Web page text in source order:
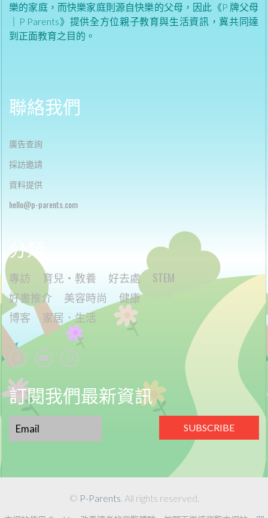
樂的家庭，而快樂家庭則源自快樂的父母，因此《P 牌父母
｜P Parents》提供全方位親子教育與生活資訊，冀共同達
到正面教育之目的。
聯絡我們
廣告查詢
採訪邀請
資料提供
hello@p-parents.com
分類
專訪 育兒・教養 好去處
STEM
好書推介
美容時尚
健康
博客
家居．生活
訂閱我們最新資訊
SUBSCRIBE
© P-Parents. All rights reserved.